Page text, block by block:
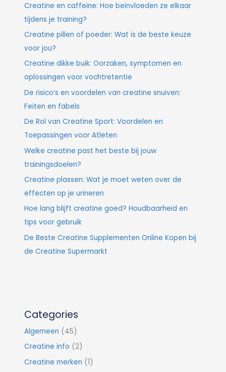
Creatine en caffeine: Hoe beïnvloeden ze elkaar
tijdens je training?
Creatine pillen of poeder: Wat is de beste keuze
voor jou?
Creatine dikke buik: Oorzaken, symptomen en
oplossingen voor vochtretentie
De risico’s en voordelen van creatine snuiven:
Feiten en fabels
De Rol van Creatine Sport: Voordelen en
Toepassingen voor Atleten
Welke creatine past het beste bij jouw
trainingsdoelen?
Creatine plassen: Wat je moet weten over de
effecten op je urineren
Hoe lang blijft creatine goed? Houdbaarheid en
tips voor gebruik
De Beste Creatine Supplementen Online Kopen bij
de Creatine Supermarkt
Categories
Algemeen (45)
Creatine info (2)
Creatine merken (1)